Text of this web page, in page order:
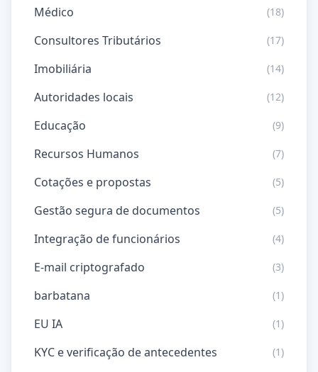
Médico (18)
Consultores Tributários (17)
Imobiliária (14)
Autoridades locais (12)
Educação (9)
Recursos Humanos (7)
Cotações e propostas (5)
Gestão segura de documentos (5)
Integração de funcionários (4)
E-mail criptografado (3)
barbatana (1)
EU IA (1)
KYC e verificação de antecedentes (1)